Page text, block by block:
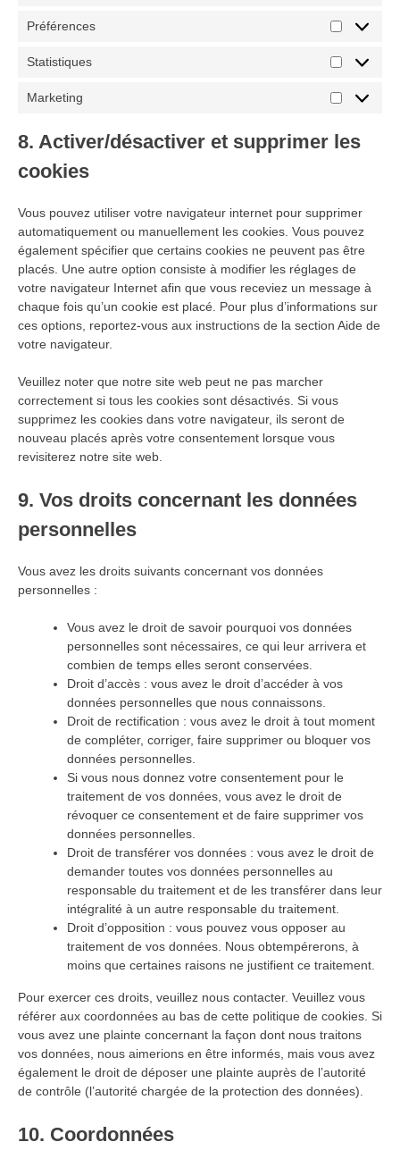
Préférences
Statistiques
Marketing
Marketing
8. Activer/désactiver et supprimer les
cookies
Vous pouvez utiliser votre navigateur internet pour supprimer
automatiquement ou manuellement les cookies. Vous pouvez
également spécifier que certains cookies ne peuvent pas être
placés. Une autre option consiste à modifier les réglages de
votre navigateur Internet afin que vous receviez un message à
chaque fois qu’un cookie est placé. Pour plus d’informations sur
ces options, reportez-vous aux instructions de la section Aide de
votre navigateur.
Veuillez noter que notre site web peut ne pas marcher
correctement si tous les cookies sont désactivés. Si vous
supprimez les cookies dans votre navigateur, ils seront de
nouveau placés après votre consentement lorsque vous
revisiterez notre site web.
9. Vos droits concernant les données
personnelles
Vous avez les droits suivants concernant vos données
personnelles :
Vous avez le droit de savoir pourquoi vos données
personnelles sont nécessaires, ce qui leur arrivera et
combien de temps elles seront conservées.
Droit d’accès : vous avez le droit d’accéder à vos
données personnelles que nous connaissons.
Droit de rectification : vous avez le droit à tout moment
de compléter, corriger, faire supprimer ou bloquer vos
données personnelles.
Si vous nous donnez votre consentement pour le
traitement de vos données, vous avez le droit de
révoquer ce consentement et de faire supprimer vos
données personnelles.
Droit de transférer vos données : vous avez le droit de
demander toutes vos données personnelles au
responsable du traitement et de les transférer dans leur
intégralité à un autre responsable du traitement.
Droit d’opposition : vous pouvez vous opposer au
traitement de vos données. Nous obtempérerons, à
moins que certaines raisons ne justifient ce traitement.
Pour exercer ces droits, veuillez nous contacter. Veuillez vous
référer aux coordonnées au bas de cette politique de cookies. Si
vous avez une plainte concernant la façon dont nous traitons
vos données, nous aimerions en être informés, mais vous avez
également le droit de déposer une plainte auprès de l’autorité
de contrôle (l’autorité chargée de la protection des données).
10. Coordonnées